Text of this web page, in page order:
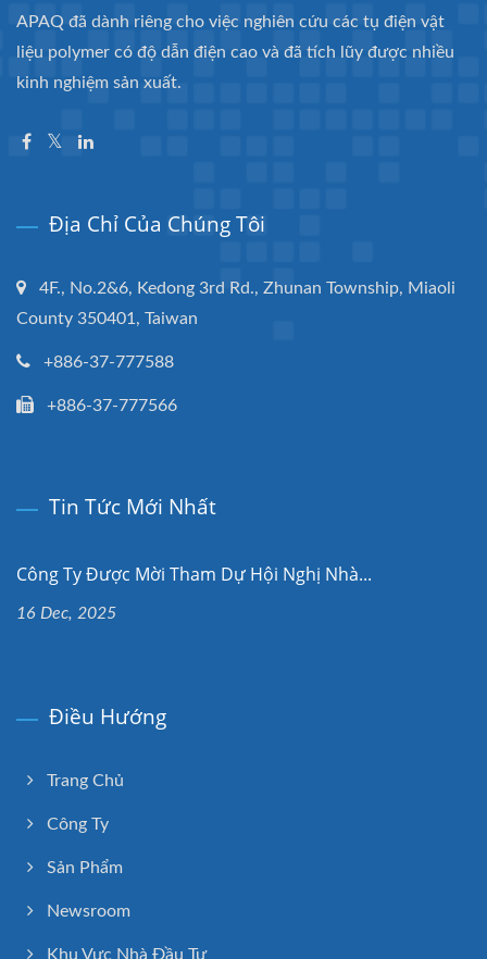
APAQ đã dành riêng cho việc nghiên cứu các tụ điện vật
liệu polymer có độ dẫn điện cao và đã tích lũy được nhiều
kinh nghiệm sản xuất.
Địa Chỉ Của Chúng Tôi
4F., No.2&6, Kedong 3rd Rd., Zhunan Township, Miaoli
County 350401, Taiwan
+886-37-777588
+886-37-777566
Tin Tức Mới Nhất
Công Ty Được Mời Tham Dự Hội Nghị Nhà...
16 Dec, 2025
Điều Hướng
Trang Chủ
Công Ty
Sản Phẩm
Newsroom
Khu Vực Nhà Đầu Tư